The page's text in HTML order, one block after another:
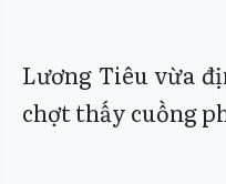
Lương Tiêu vừa
chợt thấy cuồng